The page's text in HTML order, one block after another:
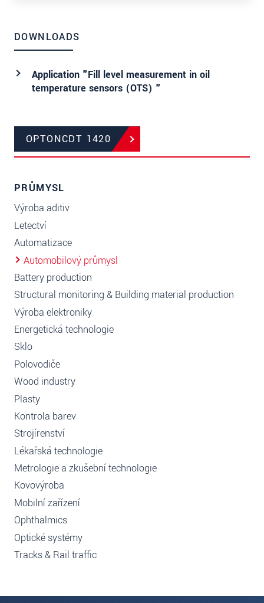
DOWNLOADS
Application "Fill level measurement in oil
temperature sensors (OTS) "
OPTONCDT 1420
PRŮMYSL
Výroba aditiv
Letectví
Automatizace
Automobilový průmysl
Battery production
Structural monitoring & Building material production
Výroba elektroniky
Energetická technologie
Sklo
Polovodiče
Wood industry
Plasty
Kontrola barev
Strojírenství
Lékařská technologie
Metrologie a zkušební technologie
Kovovýroba
Mobilní zařízení
Ophthalmics
Optické systémy
Tracks & Rail traffic